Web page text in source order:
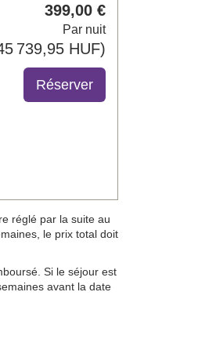
399,00 €
Par nuit
739,95 HUF)
réglé par la suite au
le prix total doit
Si le séjour est
avant la date